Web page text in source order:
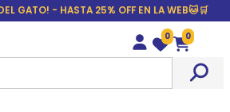
GATO! - HASTA 25% OFF EN LA WEB🐱🛒
Wishlist
0
Carrito
0